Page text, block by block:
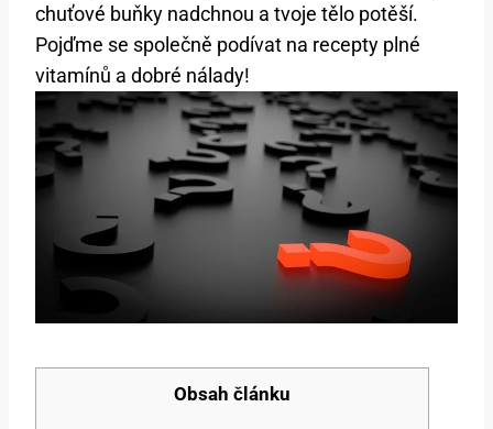
chuťové buňky nadchnou a tvoje tělo potěší.
Pojďme se společně podívat na recepty plné
vitamínů a dobré nálady!
Obsah článku